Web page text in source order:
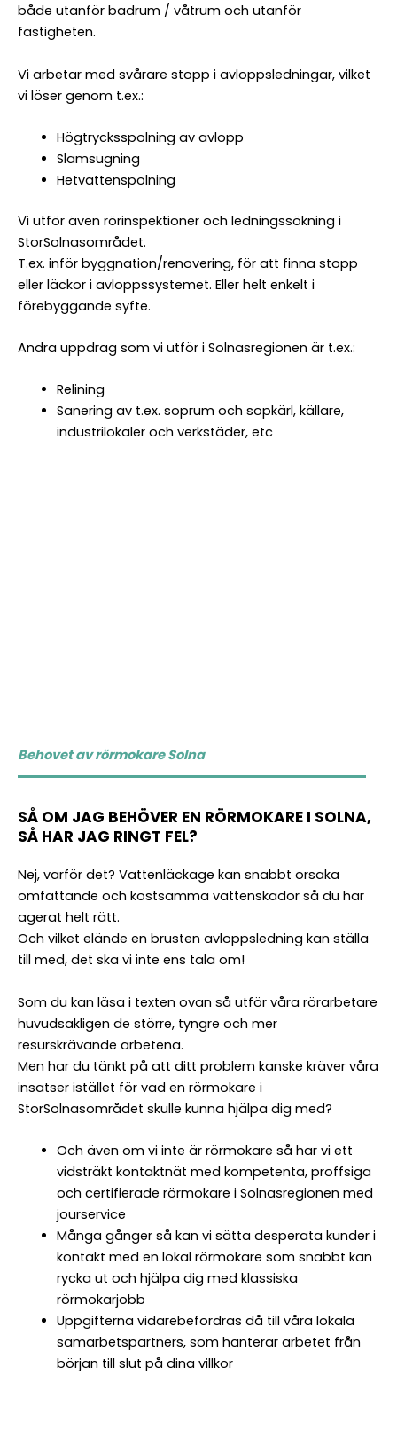
både utanför badrum / våtrum och utanför
fastigheten.
Vi arbetar med svårare stopp i avloppsledningar, vilket
vi löser genom t.ex.:
Högtrycksspolning av avlopp
Slamsugning
Hetvattenspolning
Vi utför även rörinspektioner och ledningssökning i
StorSolnasområdet.
T.ex. inför byggnation/renovering, för att finna stopp
eller läckor i avloppssystemet. Eller helt enkelt i
förebyggande syfte.
Andra uppdrag som vi utför i Solnasregionen är t.ex.:
Relining
Sanering av t.ex. soprum och sopkärl, källare,
industrilokaler och verkstäder, etc
Behovet av rörmokare Solna
SÅ OM JAG BEHÖVER EN RÖRMOKARE I SOLNA,
SÅ HAR JAG RINGT FEL?
Nej, varför det? Vattenläckage kan snabbt orsaka
omfattande och kostsamma vattenskador så du har
agerat helt rätt.
Och vilket elände en brusten avloppsledning kan ställa
till med, det ska vi inte ens tala om!
Som du kan läsa i texten ovan så utför våra rörarbetare
huvudsakligen de större, tyngre och mer
resurskrävande arbetena.
Men har du tänkt på att ditt problem kanske kräver våra
insatser istället för vad en rörmokare i
StorSolnasområdet skulle kunna hjälpa dig med?
Och även om vi inte är rörmokare så har vi ett
vidsträkt kontaktnät med kompetenta, proffsiga
och certifierade rörmokare i Solnasregionen med
jourservice
Många gånger så kan vi sätta desperata kunder i
kontakt med en lokal rörmokare som snabbt kan
rycka ut och hjälpa dig med klassiska
rörmokarjobb
Uppgifterna vidarebefordras då till våra lokala
samarbetspartners, som hanterar arbetet från
början till slut på dina villkor